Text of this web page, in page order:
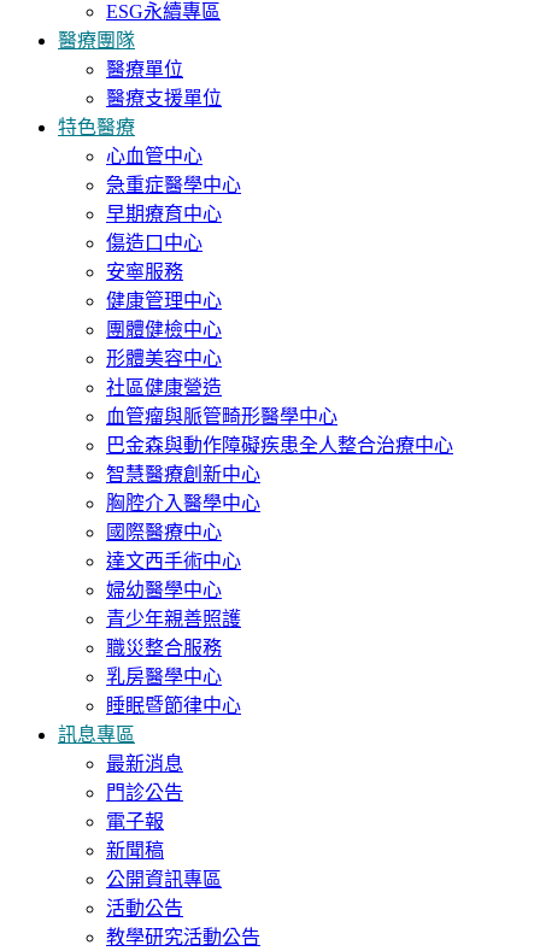
ESG永續專區
醫療團隊
醫療單位
醫療支援單位
特色醫療
心血管中心
急重症醫學中心
早期療育中心
傷造口中心
安寧服務
健康管理中心
團體健檢中心
形體美容中心
社區健康營造
血管瘤與脈管畸形醫學中心
巴金森與動作障礙疾患全人整合治療中心
智慧醫療創新中心
胸腔介入醫學中心
國際醫療中心
達文西手術中心
婦幼醫學中心
青少年親善照護
職災整合服務
乳房醫學中心
睡眠暨節律中心
訊息專區
最新消息
門診公告
電子報
新聞稿
公開資訊專區
活動公告
教學研究活動公告